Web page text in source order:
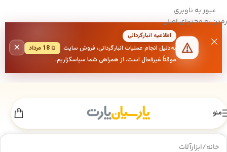
عبور به ناوبری
رفتن به محتوای اصلی
اطلاعیه انبارگردانی
به‌دلیل انجام عملیات انبارگردانی، فروش سایت
تا 18 مرداد
موقتاً غیرفعال است. از همراهی شما سپاسگزاریم.
×
منو
خانه/ابزارآلات